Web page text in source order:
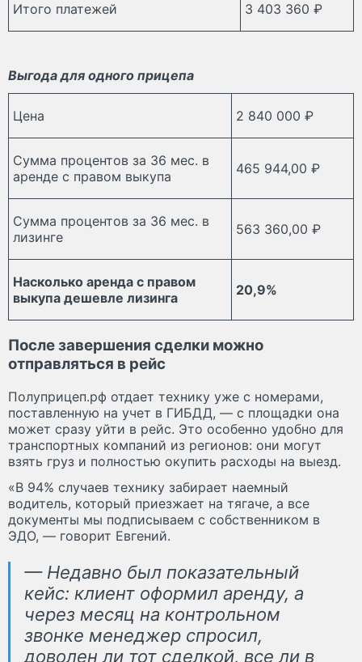
Итого платежей 3 403 360 ₽
Выгода для одного прицепа
Цена 2 840 000 ₽
Сумма процентов за 36 мес. в
аренде с правом выкупа
465 944,00 ₽
Сумма процентов за 36 мес. в
лизинге
563 360,00 ₽
Насколько аренда с правом
выкупа дешевле лизинга
20,9%
После завершения сделки можно
отправляться в рейс
Полуприцеп.рф отдает технику уже с номерами,
поставленную на учет в ГИБДД, — с площадки она
может сразу уйти в рейс. Это особенно удобно для
транспортных компаний из регионов: они могут
взять груз и полностью окупить расходы на выезд.
«В 94% случаев технику забирает наемный
водитель, который приезжает на тягаче, а все
документы мы подписываем с собственником в
ЭДО, — говорит Евгений.
— Недавно был показательный
кейс: клиент оформил аренду, а
через месяц на контрольном
звонке менеджер спросил,
доволен ли тот сделкой, все ли в